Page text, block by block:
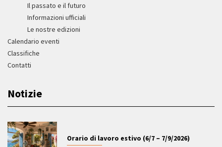
Il passato e il futuro
Informazioni ufficiali
Le nostre edizioni
Calendario eventi
Classifiche
Contatti
Notizie
Orario di lavoro estivo (6/7 – 7/9/2026)